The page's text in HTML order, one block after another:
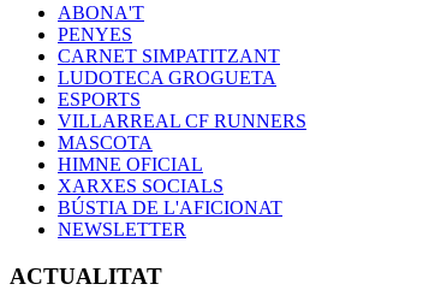
ABONA'T
PENYES
CARNET SIMPATITZANT
LUDOTECA GROGUETA
ESPORTS
VILLARREAL CF RUNNERS
MASCOTA
HIMNE OFICIAL
XARXES SOCIALS
BÚSTIA DE L'AFICIONAT
NEWSLETTER
ACTUALITAT